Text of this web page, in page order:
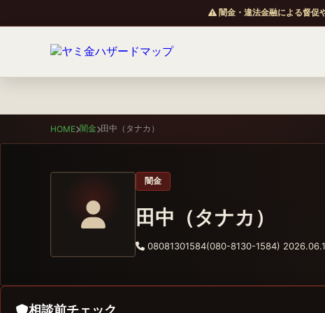
闇金・違法金融による督促
HOME 闇金 田中（タナカ）
闇金
田中（タナカ）
08081301584(080-8130-1584)
相談前チェック